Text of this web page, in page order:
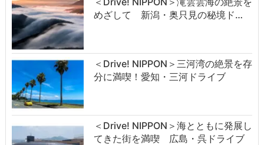
めざして 新潟・奥只見の秘境ド…
＜Drive! NIPPON＞三河湾の絶景を存
分に満喫！愛知・三河ドライブ
＜Drive! NIPPON＞海とともに発展し
てきた街を満喫 広島・呉ドライブ